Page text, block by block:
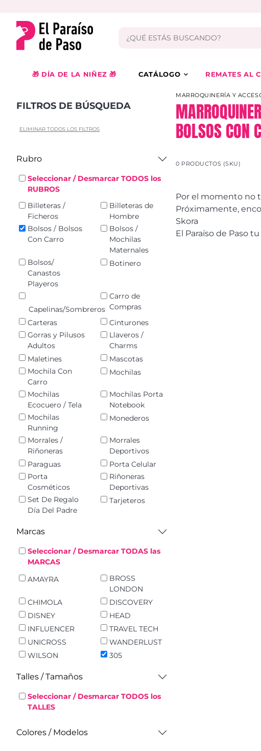
🎁 DÍA DE LA NIÑEZ 🎁 CATÁLOGO REMATES AL
FILTROS DE BÚSQUEDA
ELIMINAR TODOS LOS FILTROS
Rubro
Seleccionar / Desmarcar TODOS los
RUBROS
Billeteras /
Ficheros
Billeteras de
Hombre
Bolsos / Bolsos
Con Carro
Bolsos /
Mochilas
Maternales
Bolsos/
Canastos
Playeros
Botinero
Capelinas/Sombreros
Carro de
Compras
Carteras
Cinturones
Gorras y Pilusos
Adultos
Llaveros /
Charms
Maletines
Mascotas
Mochila Con
Carro
Mochilas
Mochilas
Ecocuero / Tela
Mochilas Porta
Notebook
Mochilas
Running
Monederos
Morrales /
Riñoneras
Morrales
Deportivos
Paraguas
Porta Celular
Porta
Cosméticos
Riñoneras
Deportivas
Set De Regalo
Día Del Padre
Tarjeteros
Marcas
Seleccionar / Desmarcar TODAS las
MARCAS
AMAYRA
BROSS
LONDON
CHIMOLA
DISCOVERY
DISNEY
HEAD
INFLUENCER
TRAVEL TECH
UNICROSS
WANDERLUST
WILSON
305
Talles / Tamaños
Seleccionar / Desmarcar TODOS los
TALLES
Colores / Modelos
MARROQUINERÍA Y
BOLSOS CON
0 PRODUCTOS (SKU)
Por el momento no
Próximamente,
Skora
El Paraíso de Paso